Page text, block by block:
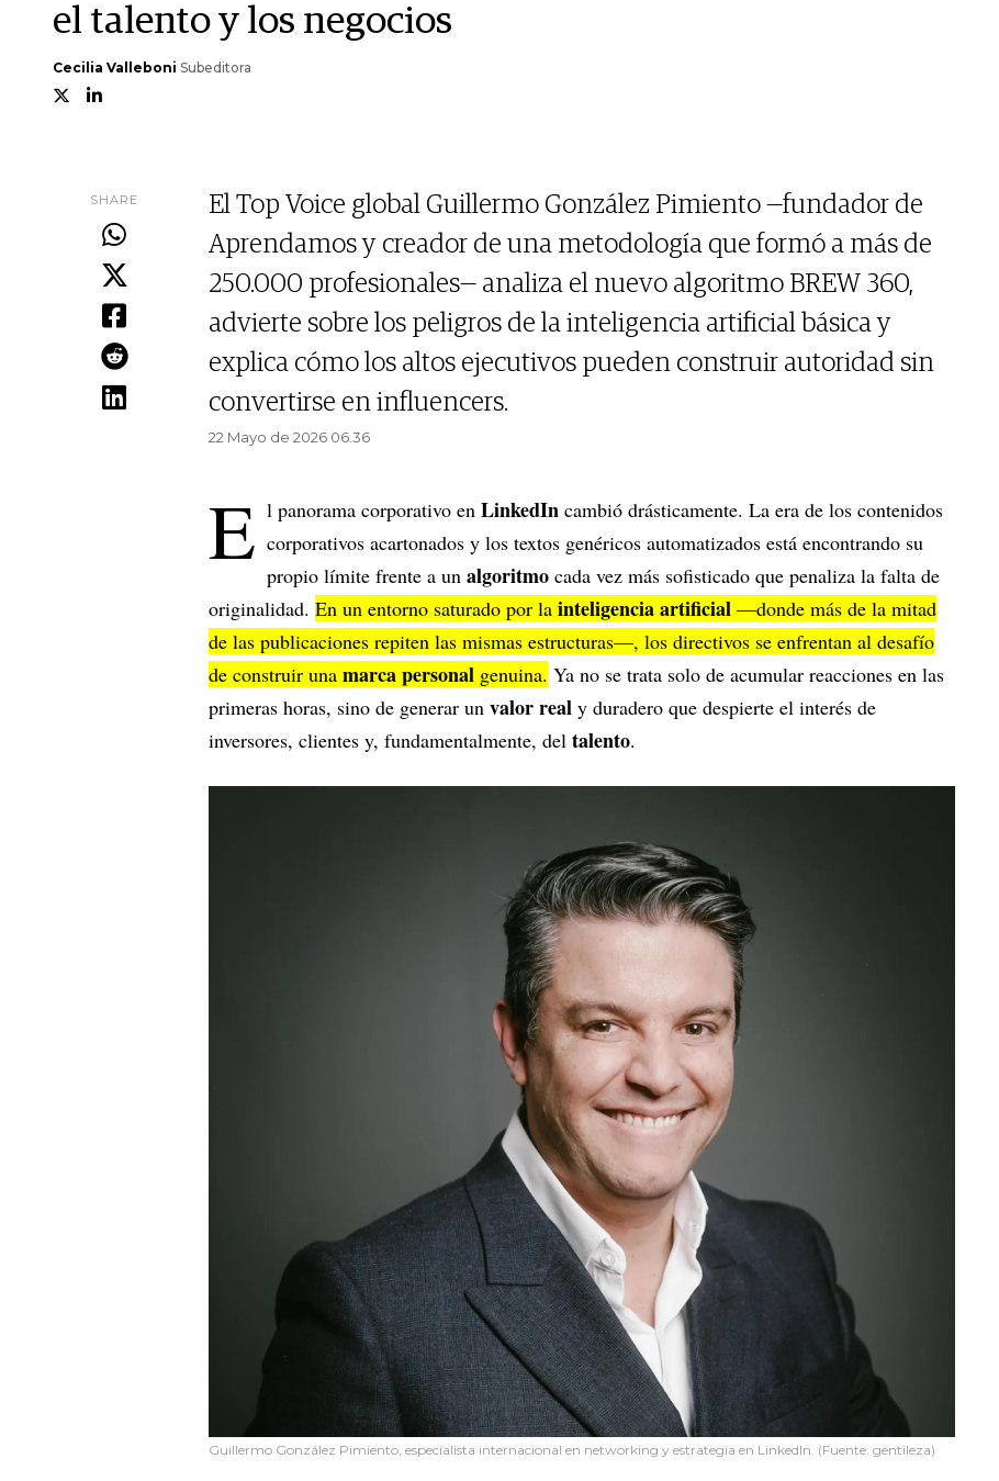
el talento y los negocios
Cecilia Valleboni Subeditora
SHARE
El Top Voice global Guillermo González Pimiento —fundador de
Aprendamos y creador de una metodología que formó a más de
250.000 profesionales— analiza el nuevo algoritmo BREW 360,
advierte sobre los peligros de la inteligencia artificial básica y
explica cómo los altos ejecutivos pueden construir autoridad sin
convertirse en influencers.
22 Mayo de 2026 06.36
E l panorama corporativo en LinkedIn cambió drásticamente. La era de los contenidos
corporativos acartonados y los textos genéricos automatizados está encontrando su
propio límite frente a un algoritmo cada vez más sofisticado que penaliza la falta de
originalidad. En un entorno saturado por la inteligencia artificial —donde más de la mitad
de las publicaciones repiten las mismas estructuras—, los directivos se enfrentan al desafío
de construir una marca personal genuina. Ya no se trata solo de acumular reacciones en las
primeras horas, sino de generar un valor real y duradero que despierte el interés de
inversores, clientes y, fundamentalmente, del talento.
Guillermo González Pimiento, especialista internacional en networking y estrategia en LinkedIn. (Fuente: gentileza)